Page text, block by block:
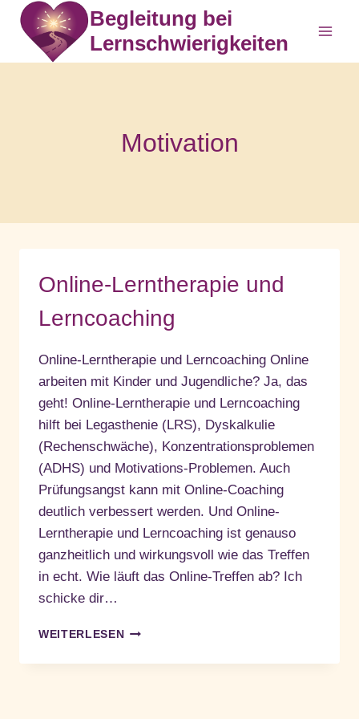
Zum
Inhalt
springen
Begleitung bei
Lernschwierigkeiten
Motivation
Online-Lerntherapie und
Lerncoaching
Online-Lerntherapie und Lerncoaching Online
arbeiten mit Kinder und Jugendliche? Ja, das
geht! Online-Lerntherapie und Lerncoaching
hilft bei Legasthenie (LRS), Dyskalkulie
(Rechenschwäche), Konzentrationsproblemen
(ADHS) und Motivations-Problemen. Auch
Prüfungsangst kann mit Online-Coaching
deutlich verbessert werden. Und Online-
Lerntherapie und Lerncoaching ist genauso
ganzheitlich und wirkungsvoll wie das Treffen
in echt. Wie läuft das Online-Treffen ab? Ich
schicke dir…
WEITERLESENONLINE-
UND